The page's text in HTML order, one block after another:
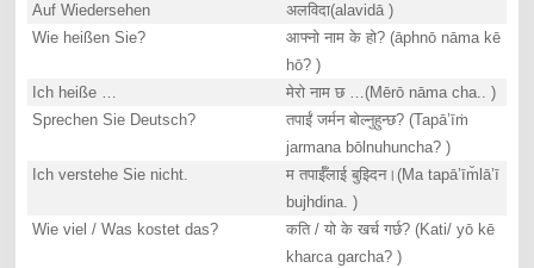
Auf Wiedersehen
अलविदा(alavidā )
Wie heißen Sie?
आफ्नो नाम के हो? (āphnō nāma kē
hō? )
Ich heiße …
मेरो नाम छ …(Mērō nāma cha.. )
Sprechen Sie Deutsch?
तपाईं जर्मन बोल्नुहुन्छ? (Tapā’īṁ
jarmana bōlnuhuncha? )
Ich verstehe Sie nicht.
म तपाईँलाई बुझ्दिन।(Ma tapā’īm̐lā’ī
bujhdina. )
Wie viel / Was kostet das?
कति / यो के खर्च गर्छ? (Kati/ yō kē
kharca garcha? )